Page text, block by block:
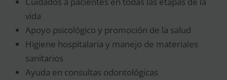
vida
Apoyo psicológico y promoción de la salud
Higiene hospitalaria y manejo de materiales
sanitarios
Ayuda en consultas odontológicas